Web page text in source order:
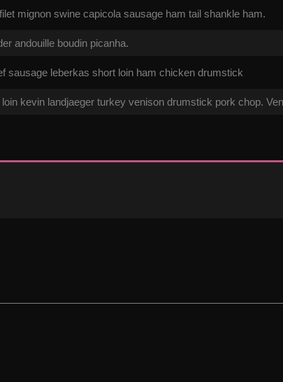
mignon swine capicola sausage ham tail shankle ham.
andouille boudin picanha.
sausage leberkas short loin ham chicken drumstick
kevin landjaeger turkey venison drumstick pork chop.